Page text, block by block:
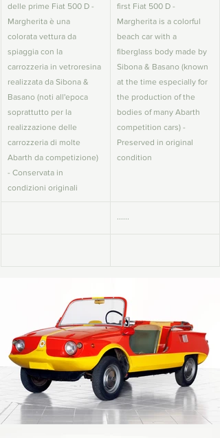
delle prime Fiat 500 D -
Margherita è una
colorata vettura da
spiaggia con la
carrozzeria in vetroresina
realizzata da Sibona &
Basano (noti all'epoca
soprattutto per la
realizzazione delle
carrozzeria di molte
Abarth da competizione)
- Conservata in
condizioni originali
first Fiat 500 D -
Margherita is a colorful
beach car with a
fiberglass body made by
Sibona & Basano (known
at the time especially for
the production of the
bodies of many Abarth
competition cars) -
Preserved in original
condition